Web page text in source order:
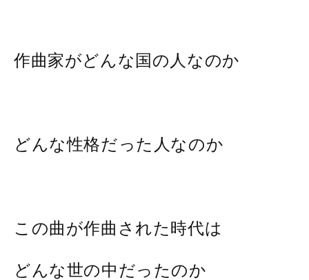
作曲家がどんな国の人なのか
どんな性格だった人なのか
この曲が作曲された時代は
どんな世の中だったのか